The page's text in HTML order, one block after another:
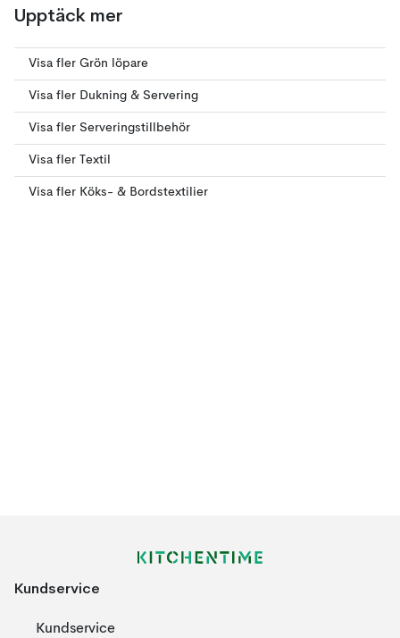
Upptäck mer
Visa fler Grön löpare
Visa fler Dukning & Servering
Visa fler Serveringstillbehör
Visa fler Textil
Visa fler Köks- & Bordstextilier
Kundservice
Kundservice